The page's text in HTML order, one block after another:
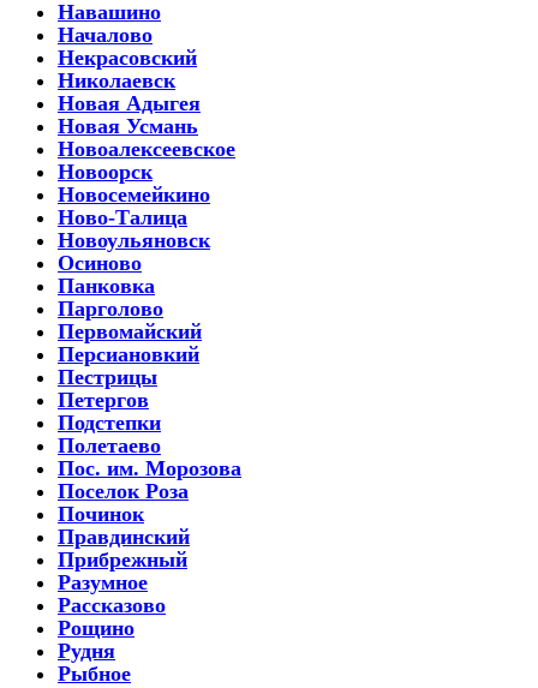
Навашино
Началово
Некрасовский
Николаевск
Новая Адыгея
Новая Усмань
Новоалексеевское
Новоорск
Новосемейкино
Ново-Талица
Новоульяновск
Осиново
Панковка
Парголово
Первомайский
Персиановкий
Пестрицы
Петергов
Подстепки
Полетаево
Пос. им. Морозова
Поселок Роза
Починок
Правдинский
Прибрежный
Разумное
Рассказово
Рощино
Рудня
Рыбное